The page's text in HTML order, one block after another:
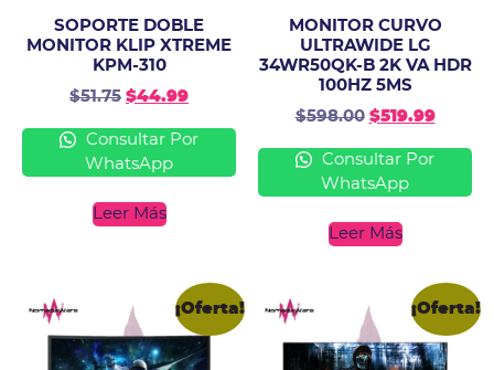
SOPORTE DOBLE
MONITOR KLIP XTREME
KPM-310
$51.75 $44.99
Consultar Por
WhatsApp
Leer Más
MONITOR CURVO
ULTRAWIDE LG
34WR50QK-B 2K VA HDR
100HZ 5MS
$598.00 $519.99
Consultar Por
WhatsApp
Leer Más
¡Oferta! ¡Oferta!